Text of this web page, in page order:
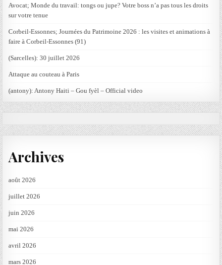
Avocat; Monde du travail: tongs ou jupe? Votre boss n’a pas tous les droits
sur votre tenue
Corbeil-Essonnes; Journées du Patrimoine 2026 : les visites et animations à
faire à Corbeil-Essonnes (91)
(Sarcelles): 30 juillet 2026
Attaque au couteau à Paris
(antony): Antony Haiti – Gou fyèl – Official video
Archives
août 2026
juillet 2026
juin 2026
mai 2026
avril 2026
mars 2026